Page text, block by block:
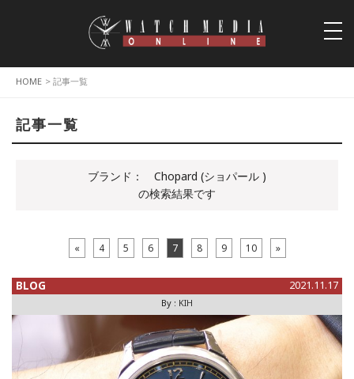
HOME > 記事一覧
記事一覧
ブランド：
Chopard (ショパール )
の検索結果です
« 4 5 6 7 8 9 10 »
BLOG 2021.11.17
By : KIH